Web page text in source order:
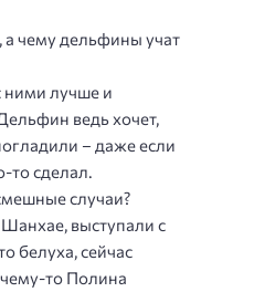
чему дельфины учат
ними лучше и
ведь хочет,
– даже если
то сделал.
случаи?
выступали с
белуха, сейчас
то Полина